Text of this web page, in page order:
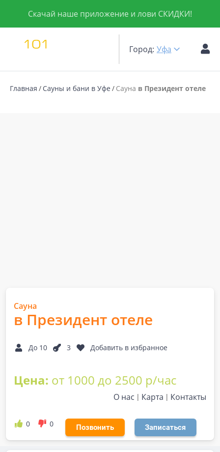
Скачай наше приложение и лови СКИДКИ!
Город: Уфа
Главная Сауны и бани в Уфе Сауна в Президент отеле
Сауна
в Президент отеле
До 10 3 Добавить в избранное
Цена: от 1000 до 2500 р/час
О нас Карта Контакты
0 0 Позвонить Записаться